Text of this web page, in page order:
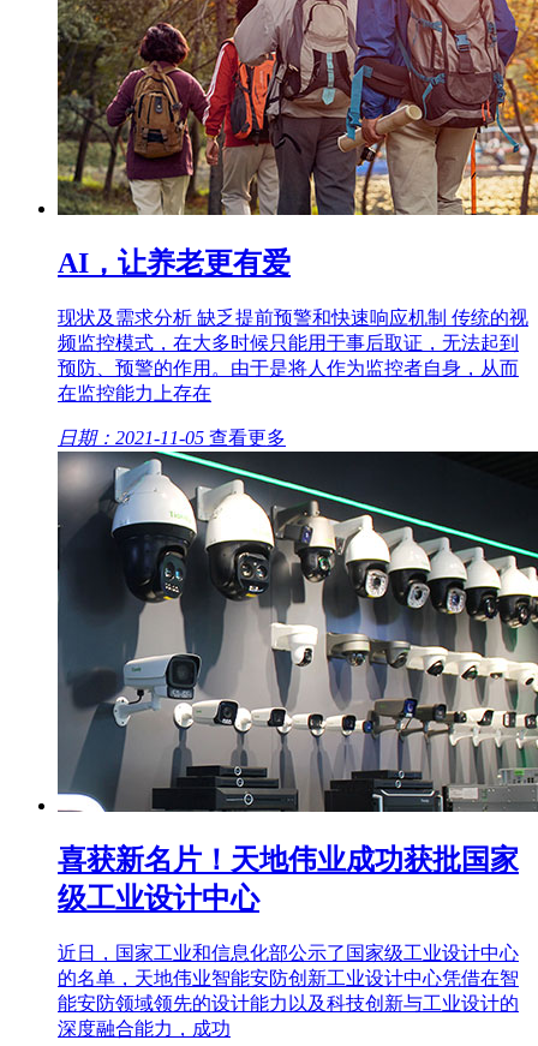
AI，让养老更有爱
现状及需求分析 缺乏提前预警和快速响应机制 传统的视
频监控模式，在大多时候只能用于事后取证，无法起到
预防、预警的作用。由于是将人作为监控者自身，从而
在监控能力上存在
日期：2021-11-05 查看更多
喜获新名片！天地伟业成功获批国家
级工业设计中心
近日，国家工业和信息化部公示了国家级工业设计中心
的名单，天地伟业智能安防创新工业设计中心凭借在智
能安防领域领先的设计能力以及科技创新与工业设计的
深度融合能力，成功